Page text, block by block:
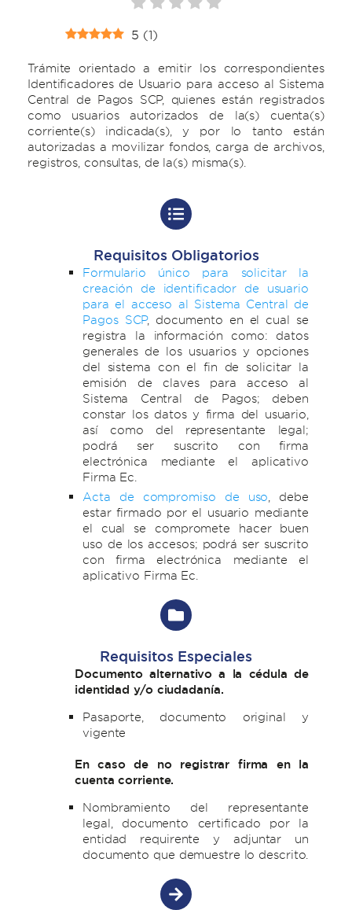
5 (1)
Trámite orientado a emitir los correspondientes
Identificadores de Usuario para acceso al Sistema
Central de Pagos SCP, quienes están registrados
como usuarios autorizados de la(s) cuenta(s)
corriente(s) indicada(s), y por lo tanto están
autorizadas a movilizar fondos, carga de archivos,
registros, consultas, de la(s) misma(s).
Requisitos Obligatorios
Formulario único para solicitar la
creación de identificador de usuario
para el acceso al Sistema Central de
Pagos SCP, documento en el cual se
registra la información como: datos
generales de los usuarios y opciones
del sistema con el fin de solicitar la
emisión de claves para acceso al
Sistema Central de Pagos; deben
constar los datos y firma del usuario,
así como del representante legal;
podrá ser suscrito con firma
electrónica mediante el aplicativo
Firma Ec.
Acta de compromiso de uso, debe
estar firmado por el usuario mediante
el cual se compromete hacer buen
uso de los accesos; podrá ser suscrito
con firma electrónica mediante el
aplicativo Firma Ec.
Requisitos Especiales
Documento alternativo a la cédula de
identidad y/o ciudadanía.
Pasaporte, documento original y
vigente
En caso de no registrar firma en la
cuenta corriente.
Nombramiento del representante
legal, documento certificado por la
entidad requirente y adjuntar un
documento que demuestre lo descrito.